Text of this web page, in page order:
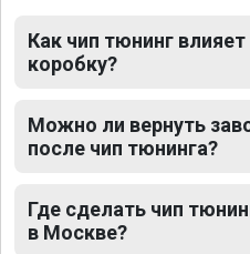
Как чип тюнинг влияет
коробку?
Можно ли вернуть
после чип тюнинга?
Где сделать чип
в Москве?